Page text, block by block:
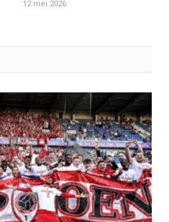
12 mei 2026